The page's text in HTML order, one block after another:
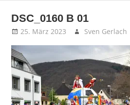
DSC_0160 B 01
25. März 2023 Sven Gerlach